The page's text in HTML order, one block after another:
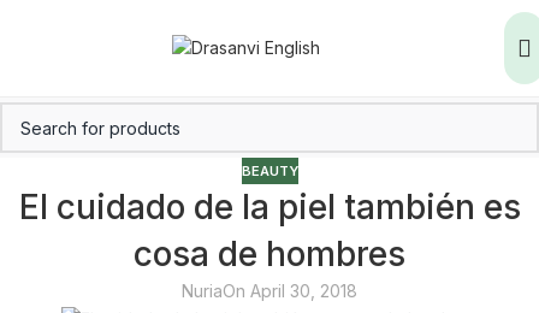
BEAUTY
El cuidado de la piel también es
cosa de hombres
NuriaOn April 30, 2018